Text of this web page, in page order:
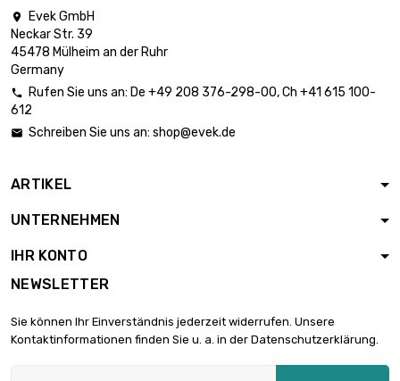
Durchmesser :
0.25mm (0.0098
Meter
0.3mm (0.0118
0.4mm (0.0157
Durchmesser :
inch)

Evek GmbH
Neckar Str. 39
45478 Mülheim an der Ruhr
Germany
 Rufen Sie uns an: De +49 208 376-298-00, Ch +41 615 100-
612
 Schreiben Sie uns an: shop@evek.de
ARTIKEL
UNTERNEHMEN
IHR KONTO
NEWSLETTER
Sie können Ihr Einverständnis jederzeit widerrufen. Unsere
Kontaktinformationen finden Sie u. a. in der Datenschutzerklärung.